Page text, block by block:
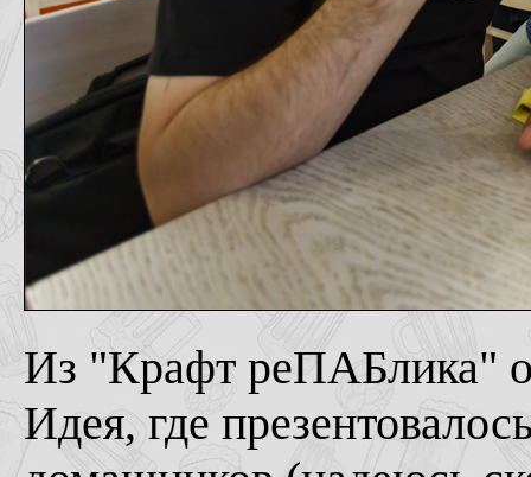
Из "Крафт реПАБлика"
Идея, где